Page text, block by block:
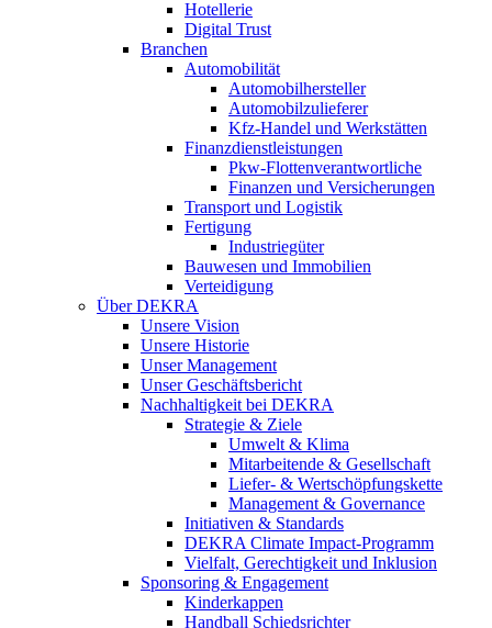
Hotellerie
Digital Trust
Branchen
Automobilität
Automobilhersteller
Automobilzulieferer
Kfz-Handel und Werkstätten
Finanzdienstleistungen
Pkw‑Flottenverantwortliche
Finanzen und Versicherungen
Transport und Logistik
Fertigung
Industriegüter
Bauwesen und Immobilien
Verteidigung
Über DEKRA
Unsere Vision
Unsere Historie
Unser Management
Unser Geschäftsbericht
Nachhaltigkeit bei DEKRA
Strategie & Ziele
Umwelt & Klima
Mitarbeitende & Gesellschaft
Liefer- & Wertschöpfungskette
Management & Governance
Initiativen & Standards
DEKRA Climate Impact-Programm
Vielfalt, Gerechtigkeit und Inklusion​
Sponsoring & Engagement
Kinderkappen
Handball Schiedsrichter